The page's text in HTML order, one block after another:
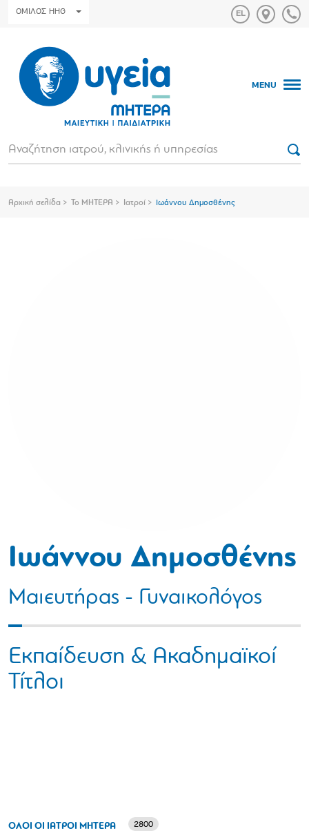
ΟΜΙΛΟΣ HHG
MENU
Αρχική σελίδα Το ΜΗΤΕΡΑ Ιατροί Ιωάννου Δημοσθένης
Ιωάννου Δημοσθένης
Μαιευτήρας - Γυναικολόγος
Εκπαίδευση & Ακαδημαϊκοί
Τίτλοι
ΟΛΟΙ ΟΙ ΙΑΤΡΟΙ ΜΗΤΕΡΑ 2800